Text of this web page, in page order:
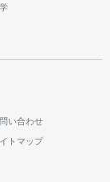
い合わせ
トマップ